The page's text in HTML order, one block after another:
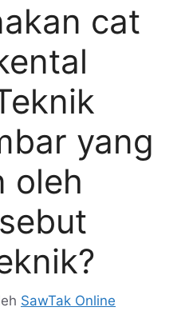
cat
yang
oleh
SawTak Online